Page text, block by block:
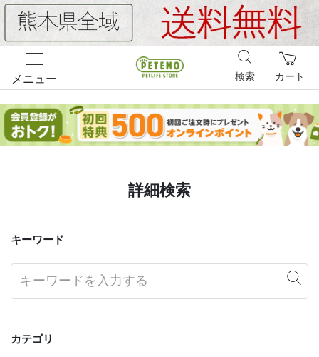
メニュー カート
検索
詳細検索
キーワード
カテゴリ